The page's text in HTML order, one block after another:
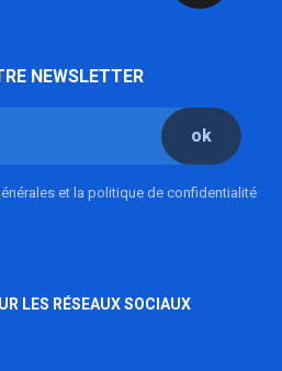
NEWSLETTER
ok
et la politique de confidentialité
LES RÉSEAUX SOCIAUX